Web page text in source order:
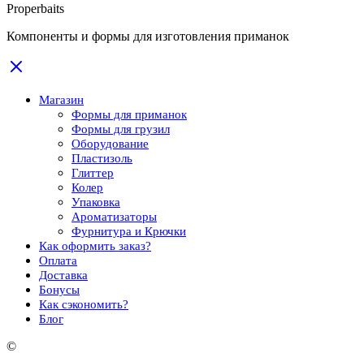
Properbaits
Компоненты и формы для изготовления приманок
Магазин
Формы для приманок
Формы для грузил
Оборудование
Пластизоль
Глиттер
Колер
Упаковка
Ароматизаторы
Фурнитура и Крючки
Как оформить заказ?
Оплата
Доставка
Бонусы
Как сэкономить?
Блог
©